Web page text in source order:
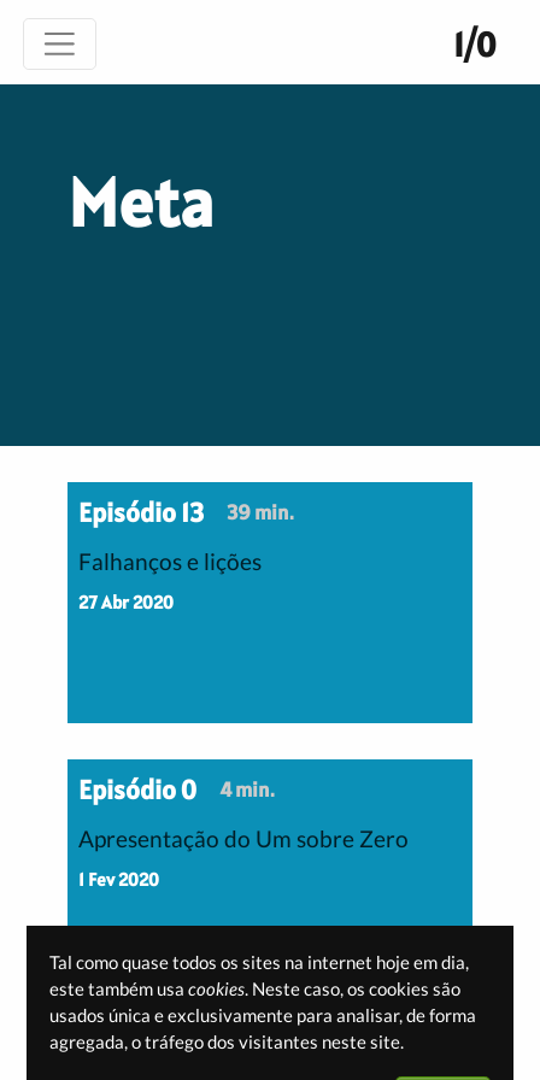
1/0
Meta
Episódio 13
39 min.
Falhanços e lições
27 Abr 2020
Episódio 0
4 min.
Apresentação do Um sobre Zero
1 Fev 2020
Tal como quase todos os sites na internet hoje em dia,
este também usacookies. Neste caso, os cookies são
usados única e exclusivamente para analisar, de forma
agregada, o tráfego dos visitantes neste site.